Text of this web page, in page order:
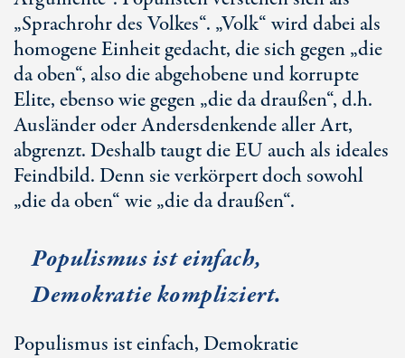
„Sprachrohr des Volkes“. „Volk“ wird dabei als
homogene Einheit gedacht, die sich gegen „die
da oben“, also die abgehobene und korrupte
Elite, ebenso wie gegen „die da draußen“, d.h.
Ausländer oder Andersdenkende aller Art,
abgrenzt. Deshalb taugt die EU auch als ideales
Feindbild. Denn sie verkörpert doch sowohl
„die da oben“ wie „die da draußen“.
Populismus ist einfach,
Demokratie kompliziert.
Populismus ist einfach, Demokratie